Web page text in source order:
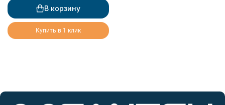
(дивертор 6020)
В корзину
Купить в 1 клик